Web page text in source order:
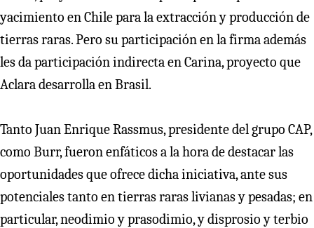
yacimiento en Chile para la extracción y producción de
tierras raras. Pero su participación en la firma además
les da participación indirecta en Carina, proyecto que
Aclara desarrolla en Brasil.
Tanto Juan Enrique Rassmus, presidente del grupo CAP,
como Burr, fueron enfáticos a la hora de destacar las
oportunidades que ofrece dicha iniciativa, ante sus
potenciales tanto en tierras raras livianas y pesadas; en
particular, neodimio y prasodimio, y disprosio y terbio